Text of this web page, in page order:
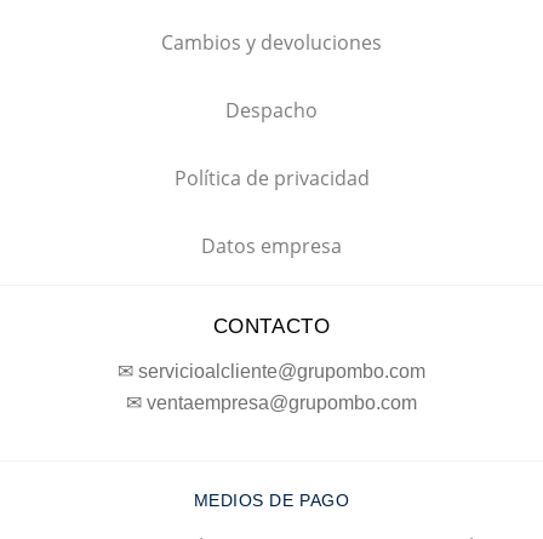
Cambios y devoluciones
Despacho
Política de privacidad
Datos empresa
CONTACTO
✉ servicioalcliente@grupombo.com
✉ ventaempresa@grupombo.com
MEDIOS DE PAGO